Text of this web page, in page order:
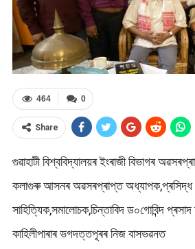
0
464
Share
গুৱাহাটী বিশ্ববিদ্যালয়ৰ ইংৰাজী বিভাগৰ
কলাগুৰু আসনৰ অৱসৰপ্ৰাপ্ত অধ্যাপক,প্ৰসিদ্ধ
সাহিত্যিক,সমালোচক,চিন্তাবিদ ড০গোবিন্দ
কাহিলীপাৰাৰ ভগদত্তপূৰৰ নিজ বাসভৱনত